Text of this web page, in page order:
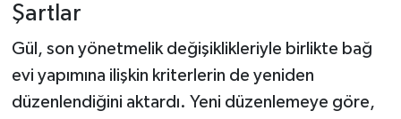
Şartlar
Gül, son yönetmelik değişiklikleriyle birlikte bağ
evi yapımına ilişkin kriterlerin de yeniden
düzenlendiğini aktardı. Yeni düzenlemeye göre,